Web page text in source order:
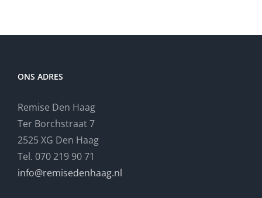
ONS ADRES
Remise Den Haag
Ter Borchstraat 7
2525 XG Den Haag
Tel. 070 219 90 71
info@remisedenhaag.nl